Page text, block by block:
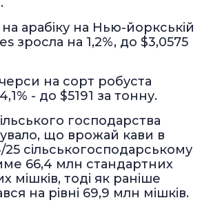
арабіку на Нью-йоркській
зросла на 1,2%, до $3,0575
на сорт робуста
- до $5191 за тонну.
господарства
що врожай кави в
25 сільськогосподарському
66,4 млн стандартних
мішків, тоді як раніше
на рівні 69,9 млн мішків.